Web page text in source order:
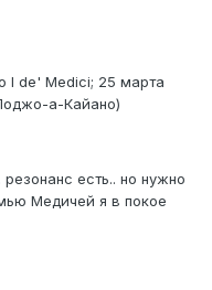
I de' Medici; 25 марта
а-Кайано)
есть.. но нужно
Медичей я в покое